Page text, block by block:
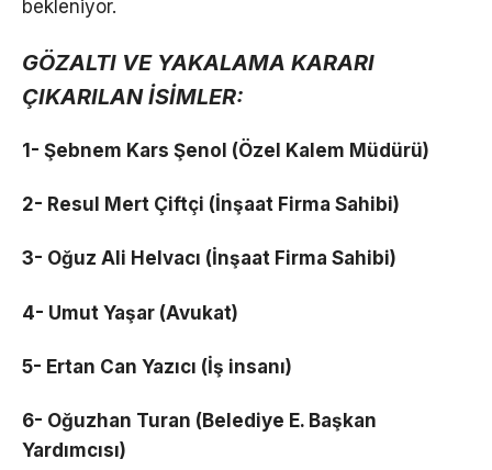
bekleniyor.
GÖZALTI VE YAKALAMA KARARI
ÇIKARILAN İSİMLER:
1- Şebnem Kars Şenol (Özel Kalem Müdürü)
2- Resul Mert Çiftçi (İnşaat Firma Sahibi)
3- Oğuz Ali Helvacı (İnşaat Firma Sahibi)
4- Umut Yaşar (Avukat)
5- Ertan Can Yazıcı (İş insanı)
6- Oğuzhan Turan (Belediye E. Başkan
Yardımcısı)